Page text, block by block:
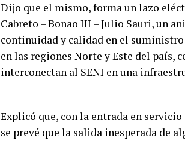
Dijo que el mismo, forma un lazo
Cabreto – Bonao III – Julio Sauri, un
continuidad y calidad en el
en las regiones Norte y Este del país,
interconectan al SENI en una
Explicó que, con la entrada en
se prevé que la salida inesperada de